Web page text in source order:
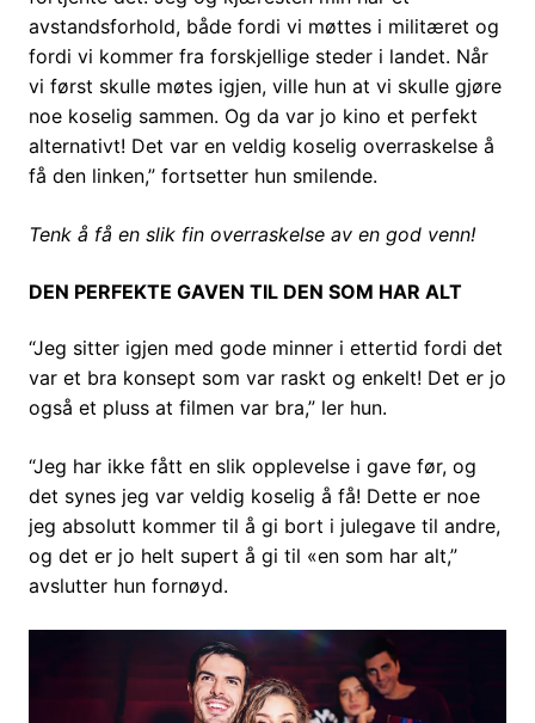
avstandsforhold, både fordi vi møttes i militæret og
fordi vi kommer fra forskjellige steder i landet. Når
vi først skulle møtes igjen, ville hun at vi skulle gjøre
noe koselig sammen. Og da var jo kino et perfekt
alternativt! Det var en veldig koselig overraskelse å
få den linken,” fortsetter hun smilende.
Tenk å få en slik fin overraskelse av en god venn!
DEN PERFEKTE GAVEN TIL DEN SOM HAR ALT
“Jeg sitter igjen med gode minner i ettertid fordi det
var et bra konsept som var raskt og enkelt! Det er jo
også et pluss at filmen var bra,” ler hun.
“Jeg har ikke fått en slik opplevelse i gave før, og
det synes jeg var veldig koselig å få! Dette er noe
jeg absolutt kommer til å gi bort i julegave til andre,
og det er jo helt supert å gi til «en som har alt,”
avslutter hun fornøyd.